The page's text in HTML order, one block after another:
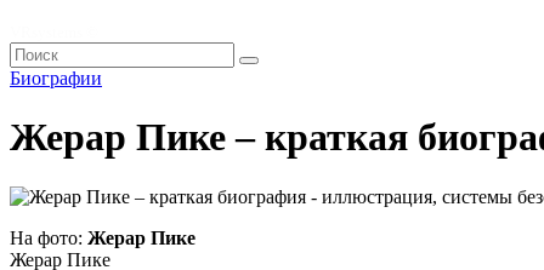
Биографии
Жерар Пике – краткая
На фото: Жерар Пике
Жерар Пике